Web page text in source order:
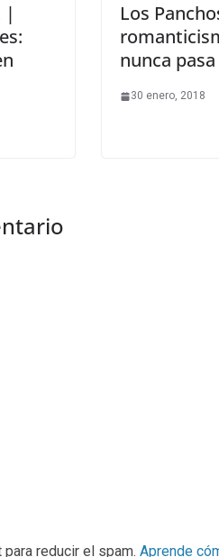
|
Los
nunca
30 enero, 2018
reducir el spam. Aprende